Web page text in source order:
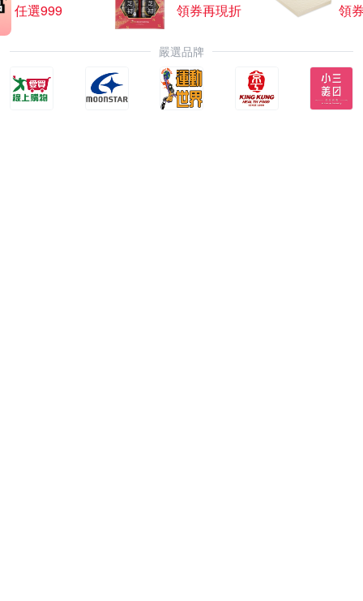
任選999
領券再現折
領
嚴選品牌